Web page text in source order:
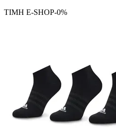
ΤΙΜΗ E-SHOP-0%